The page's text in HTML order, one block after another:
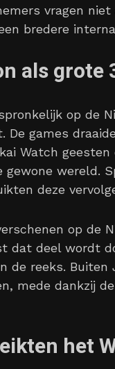
vragen
bredere
als grote
op de
games
Watch
wereld.
deze
op de
dat deel wordt
de reeks. Buiten
mede dankzij
het